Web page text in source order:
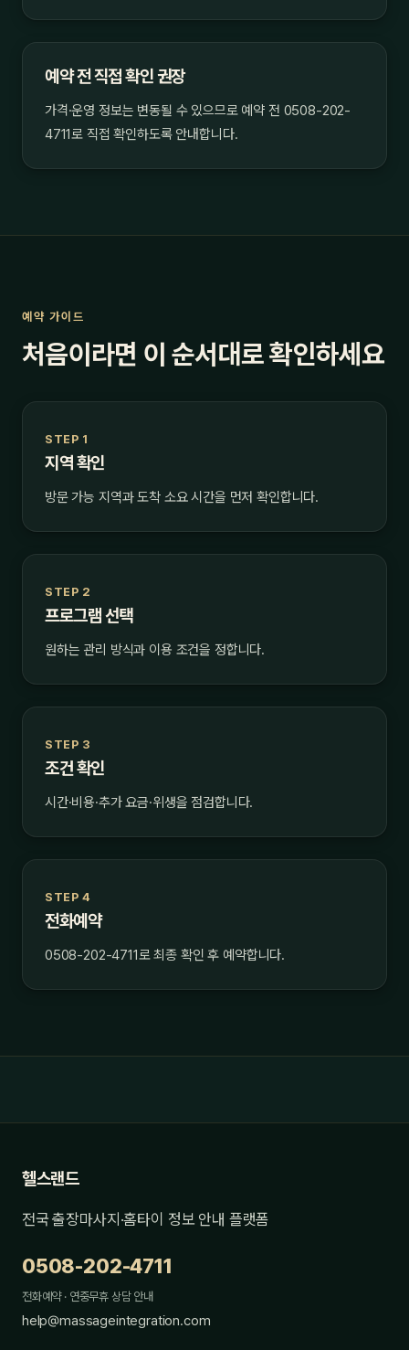
예약 전 직접 확인 권장
가격·운영 정보는 변동될 수 있으므로 예약 전 0508-202-
4711로 직접 확인하도록 안내합니다.
예약 가이드
처음이라면 이 순서대로 확인하세요
STEP 1
지역 확인
방문 가능 지역과 도착 소요 시간을 먼저 확인합니다.
STEP 2
프로그램 선택
원하는 관리 방식과 이용 조건을 정합니다.
STEP 3
조건 확인
시간·비용·추가 요금·위생을 점검합니다.
STEP 4
전화예약
0508-202-4711로 최종 확인 후 예약합니다.
헬스랜드
전국 출장마사지·홈타이 정보 안내 플랫폼
0508-202-4711
전화예약 · 연중무휴 상담 안내
help@massageintegration.com